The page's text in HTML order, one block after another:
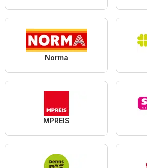
Norma
MPREIS